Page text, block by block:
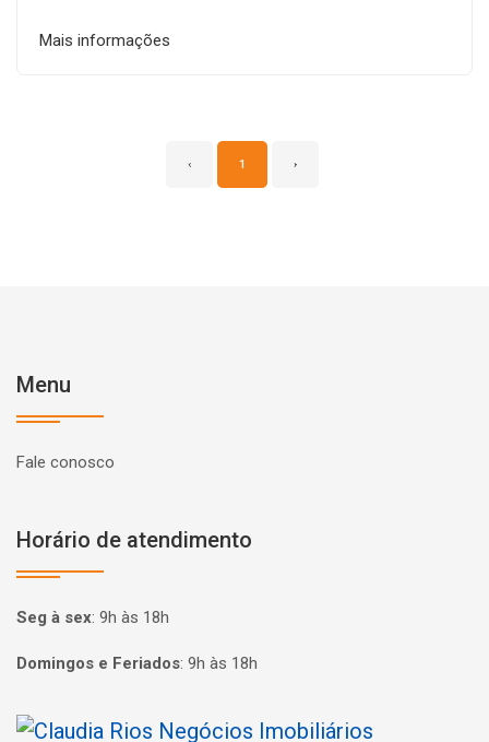
Mais informações
‹ 1 ›
Menu
Fale conosco
Horário de atendimento
Seg à sex: 9h às 18h
Domingos e Feriados: 9h às 18h
Página inicial